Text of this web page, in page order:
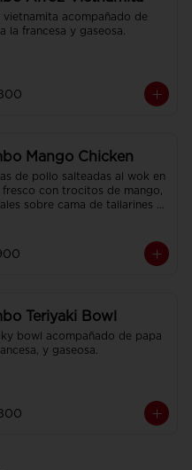
vietnamita acompañado de
la francesa y gaseosa.
Mango Chicken
de pollo salteadas al wok en
fresco con trocitos de mango,
sobre cama de tallarines
Teriyaki Bowl
bowl acompañado de papa
y gaseosa.